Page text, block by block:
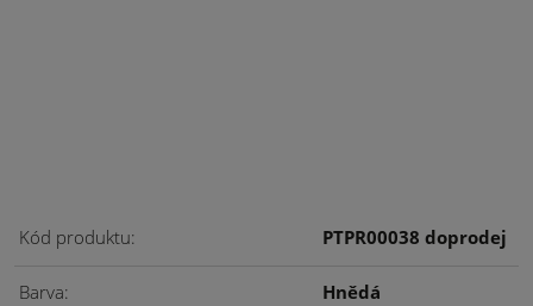
Kód produktu PTPR00038 doprodej
Barva Hnědá